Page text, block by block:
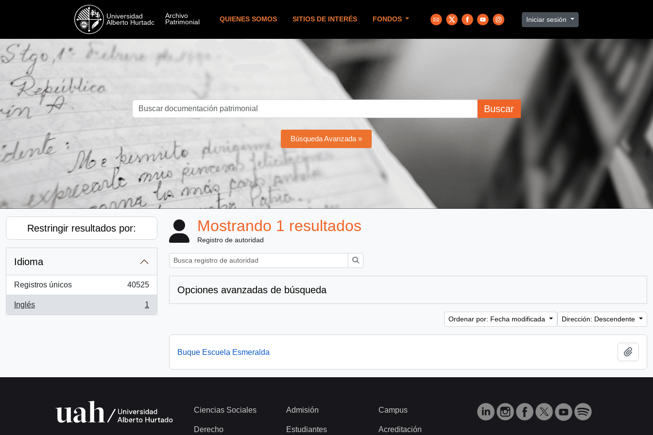
QUIENES SOMOS SITIOS DE INTERÉS FONDOS Iniciar sesión
Buscar
Búsqueda Avanzada »
Restringir resultados por:
Idioma
Registros únicos
, 40525 resultados
40525
Inglés
, 1 resultados
1
Mostrando 1 resultados
Registro de autoridad
Opciones avanzadas de búsqueda
Ordenar por: Fecha modificada Dirección: Descendente
Buque Escuela Esmeralda
Ciencias Sociales
Derecho
Admisión
Estudiantes
Campus
Acreditación